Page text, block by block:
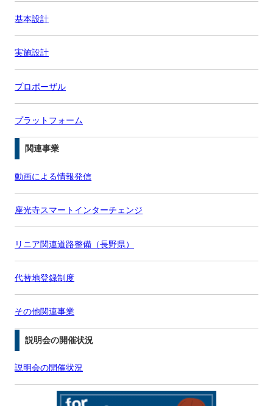
基本設計
実施設計
プロポーザル
プラットフォーム
関連事業
動画による情報発信
座光寺スマートインターチェンジ
リニア関連道路整備（長野県）
代替地登録制度
その他関連事業
説明会の開催状況
説明会の開催状況